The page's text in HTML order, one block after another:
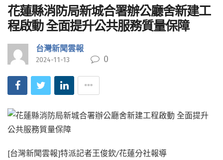
花蓮縣消防局新城合署辦公廳舍新建工
程啟動 全面提升公共服務質量保障
台灣新聞雲報
2024-11-13 0
[台灣新聞雲報]特派記者王俊欽/花蓮分社報導